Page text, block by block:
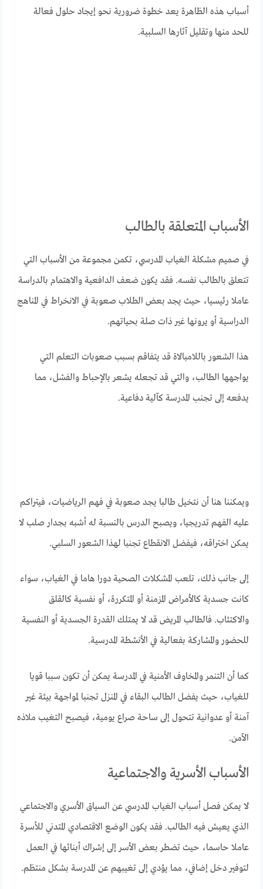
أسباب هذه الظاهرة يعد خطوة ضرورية نحو إيجاد حلول فعالة
للحد منها وتقليل آثارها السلبية.
الأسباب المتعلقة بالطالب
في صميم مشكلة الغياب المدرسي، تكمن مجموعة من الأسباب التي
تتعلق بالطالب نفسه. فقد يكون ضعف الدافعية والاهتمام بالدراسة
عاملا رئيسيا، حيث يجد بعض الطلاب صعوبة في الانخراط في المناهج
الدراسية أو يرونها غير ذات صلة بحياتهم.
هذا الشعور باللامبالاة قد يتفاقم بسبب صعوبات التعلم التي
يواجهها الطالب، والتي قد تجعله يشعر بالإحباط والفشل، مما
يدفعه إلى تجنب المدرسة كآلية دفاعية.
ويمكننا هنا أن نتخيل طالبا يجد صعوبة في فهم الرياضيات، فيتراكم
عليه الفهم تدريجيا، ويصبح الدرس بالنسبة له أشبه بجدار صلب لا
يمكن اختراقه، فيفضل الانقطاع تجنبا لهذا الشعور السلبي.
إلى جانب ذلك، تلعب المشكلات الصحية دورا هاما في الغياب، سواء
كانت جسدية كالأمراض المزمنة أو المتكررة، أو نفسية كالقلق
والاكتئاب. فالطالب المريض قد لا يمتلك القدرة الجسدية أو النفسية
للحضور والمشاركة بفعالية في الأنشطة المدرسية.
كما أن التنمر والمخاوف الأمنية في المدرسة يمكن أن تكون سببا قويا
للغياب، حيث يفضل الطالب البقاء في المنزل تجنبا لمواجهة بيئة غير
آمنة أو عدوانية تتحول إلى ساحة صراع يومية، فيصبح التغيب ملاذه
الآمن.
الأسباب الأسرية والاجتماعية
لا يمكن فصل أسباب الغياب المدرسي عن السياق الأسري والاجتماعي
الذي يعيش فيه الطالب. فقد يكون الوضع الاقتصادي المتدني للأسرة
عاملا حاسما، حيث تضطر بعض الأسر إلى إشراك أبنائها في العمل
لتوفير دخل إضافي، مما يؤدي إلى تغيبهم عن المدرسة بشكل منتظم.